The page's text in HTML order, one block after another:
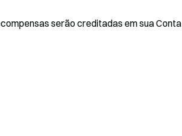
serão creditadas em sua Conta